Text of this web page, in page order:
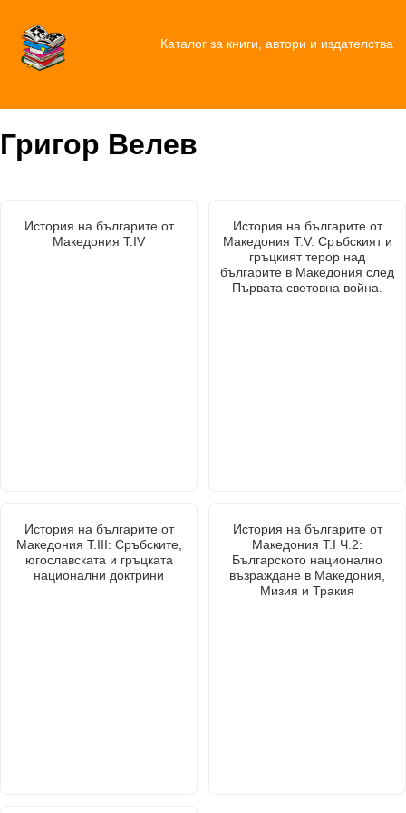
Каталог за книги, автори и издателства
Григор Велев
История на българите от
Македония Т.IV
История на българите от
Македония Т.V: Сръбският и
гръцкият терор над
българите в Македония след
Първата световна война.
История на българите от
Македония Т.III: Сръбските,
югославската и гръцката
национални доктрини
История на българите от
Македония Т.I Ч.2:
Българското национално
възраждане в Македония,
Мизия и Тракия